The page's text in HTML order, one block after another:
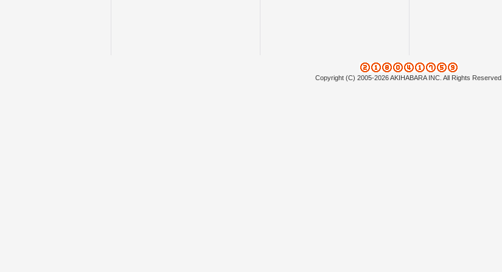
Copyright (C) 2005-2026 AKIHABARA INC. All Rights Reserved.